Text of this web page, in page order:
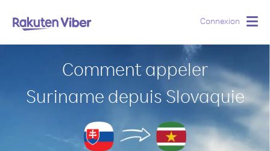
Connexion
Comment appeler
Suriname depuis Slovaquie